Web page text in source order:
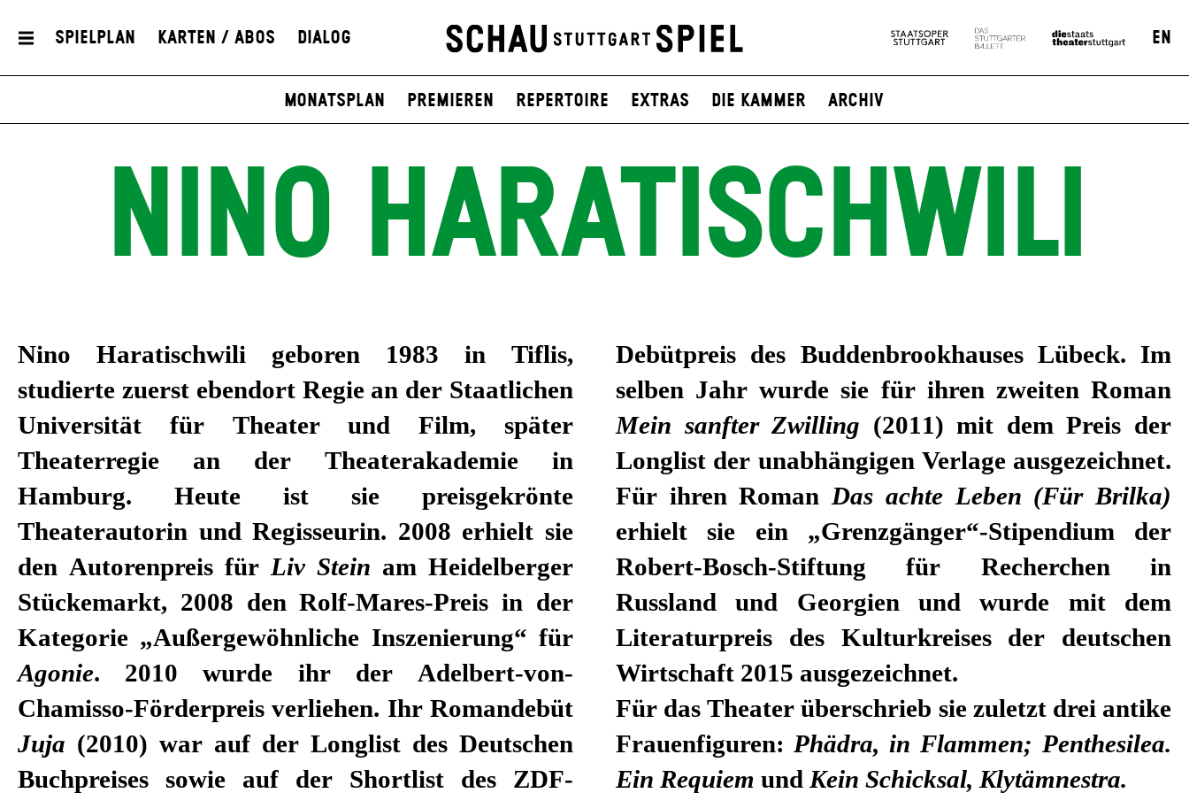
Spielplan Karten / Abos Dialog EN
Monatsplan Premieren Repertoire Extras Die Kammer Archiv
NINO HARATISCHWILI
Nino Haratischwili geboren 1983 in Tiflis,
studierte zuerst ebendort Regie an der Staatlichen
Universität für Theater und Film, später
Theaterregie an der Theaterakademie in
Hamburg. Heute ist sie preisgekrönte
Theaterautorin und Regisseurin. 2008 erhielt sie
den Autorenpreis für Liv Stein am Heidelberger
Stückemarkt, 2008 den Rolf-Mares-Preis in der
Kategorie „Außergewöhnliche Inszenierung“ für
Agonie. 2010 wurde ihr der Adelbert-von-
Chamisso-Förderpreis verliehen. Ihr Romandebüt
Juja (2010) war auf der Longlist des Deutschen
Buchpreises sowie auf der Shortlist des ZDF-
Debütpreis des Buddenbrookhauses Lübeck. Im
selben Jahr wurde sie für ihren zweiten Roman
Mein sanfter Zwilling (2011) mit dem Preis der
Longlist der unabhängigen Verlage ausgezeichnet.
Für ihren Roman Das achte Leben (Für Brilka)
erhielt sie ein „Grenzgänger“-Stipendium der
Robert-Bosch-Stiftung für Recherchen in
Russland und Georgien und wurde mit dem
Literaturpreis des Kulturkreises der deutschen
Wirtschaft 2015 ausgezeichnet.
Für das Theater überschrieb sie zuletzt drei antike
Frauenfiguren: Phädra, in Flammen; Penthesilea.
Ein Requiem und Kein Schicksal, Klytämnestra.